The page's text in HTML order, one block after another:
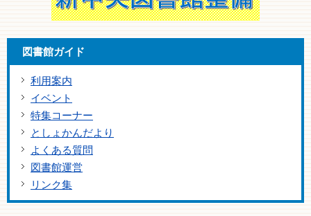
図書館ガイド
利用案内
イベント
特集コーナー
としょかんだより
よくある質問
図書館運営
リンク集